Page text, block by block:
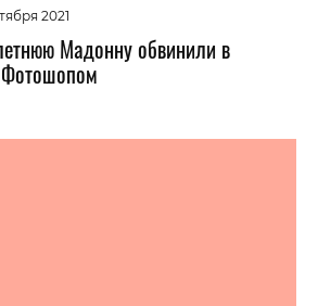
2021
Мадонну обвинили в